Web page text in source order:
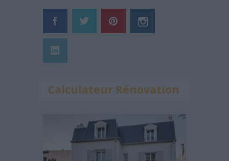
Calculateur Rénovation